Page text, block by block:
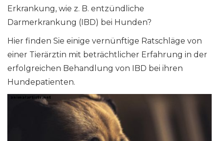
Erkrankung, wie z. B. entzündliche
Darmerkrankung (IBD) bei Hunden?
Hier finden Sie einige vernünftige Ratschläge von
einer Tierärztin mit beträchtlicher Erfahrung in der
erfolgreichen Behandlung von IBD bei ihren
Hundepatienten.